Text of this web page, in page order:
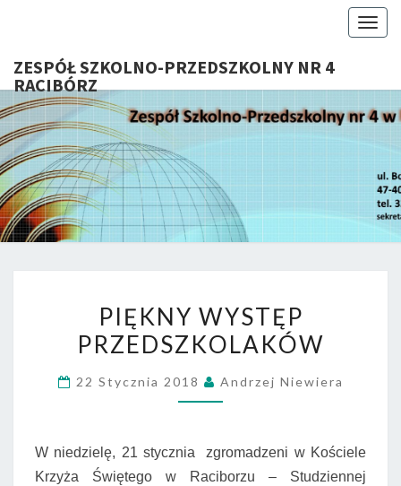
ZESPÓŁ SZKOLNO-PRZEDSZKOLNY NR 4
RACIBÓRZ
Serdecznie
Witamy Na
Stronie
Internetowej
ZSP Nr 4 W
Raciborzu
WYSTĘP
PRZEDSZKOLAKÓW
PIĘKNY WYSTĘP
PRZEDSZKOLAKÓW
22 Stycznia 2018 Andrzej Niewiera
W niedzielę, 21 stycznia zgromadzeni w Kościele
Krzyża Świętego w Raciborzu – Studziennej